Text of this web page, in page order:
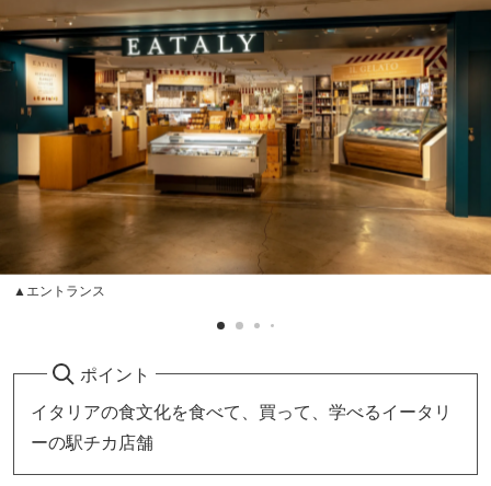
▲エントランス
ポイント
イタリアの食文化を食べて、買って、学べるイータリ
ーの駅チカ店舗